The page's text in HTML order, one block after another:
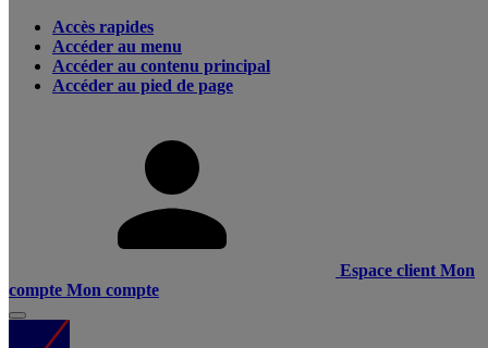
Accès rapides
Accéder au menu
Accéder au contenu principal
Accéder au pied de page
Espace client Mon
compte Mon compte